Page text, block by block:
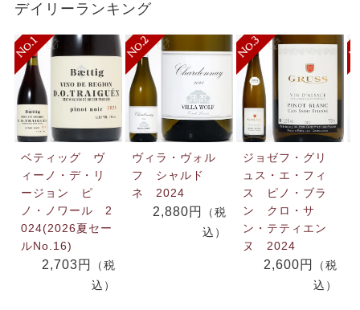
デイリーランキング
ベティッグ ヴ
ィーノ・デ・リ
ージョン ピ
ノ・ノワール 2
024(2026夏セー
ルNo.16)
2,703円
（税
込）
ヴィラ・ヴォル
フ シャルド
ネ 2024
2,880円
（税
込）
ジョゼフ・グリ
ュス・エ・フィ
ス ピノ・ブラ
ン クロ・サ
ン・テティエン
ヌ 2024
2,600円
（税
込）